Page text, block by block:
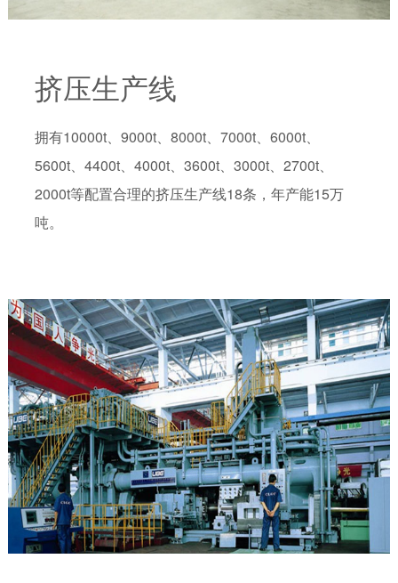
挤压生产线
拥有10000t、9000t、8000t、7000t、6000t、
5600t、4400t、4000t、3600t、3000t、2700t、
2000t等配置合理的挤压生产线18条，年产能15万
吨。